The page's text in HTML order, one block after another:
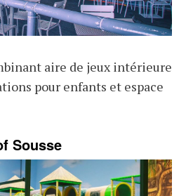
aire de jeux intérieure
pour enfants et espace
Sousse